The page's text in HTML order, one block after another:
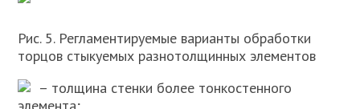
Рис. 5. Регламентируемые варианты обработки
торцов стыкуемых разнотолщинных элементов
– толщина стенки более тонкостенного